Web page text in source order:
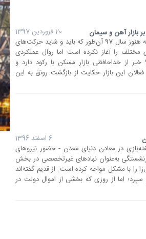
بازار آهن و سیمان
20 فروردین 1397
نسیم اقتصاد- در حالی که هنوز سال 97 آن‌طور که باید و شاید حرکت‌های
را آغاز نکرده است اما روال عملکردی
ماه‌های پایانی سال 96 خبر از خداحافظی بازار مسکن با رکود دارد و
این بازار حکایت از بازگشت رونق به این
6 اسفند 1396
در معادن دنیای معدن - حضور نیروهای
به‌عنوان نهادهای غیرتخصصی در بخش
را با مشکل مواجه کرده است. از قدیم گفته‌اند
سپرد؛ اما از روزی که بخشی از اموال دولت در